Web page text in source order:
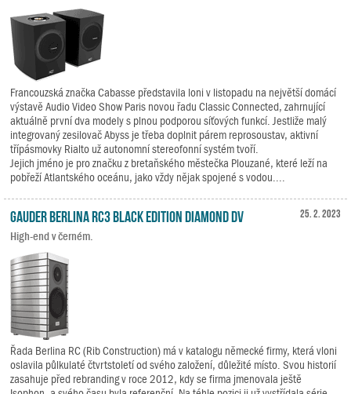
Francouzská značka Cabasse představila loni v listopadu na největší domácí
výstavě Audio Video Show Paris novou řadu Classic Connected, zahrnující
aktuálně první dva modely s plnou podporou síťových funkcí. Jestliže malý
integrovaný zesilovač Abyss je třeba doplnit párem reprosoustav, aktivní
třípásmovky Rialto už autonomní stereofonní systém tvoří.
Jejich jméno je pro značku z bretaňského městečka Plouzané, které leží na
pobřeží Atlantského oceánu, jako vždy nějak spojené s vodou....
25. 2. 2023
Gauder Berlina RC3 Black Edition Diamond DV
High-end v černém.
Řada Berlina RC (Rib Construction) má v katalogu německé firmy, která vloni
oslavila půlkulaté čtvrtstoletí od svého založení, důležité místo. Svou historií
zasahuje před rebranding v roce 2012, kdy se firma jmenovala ještě